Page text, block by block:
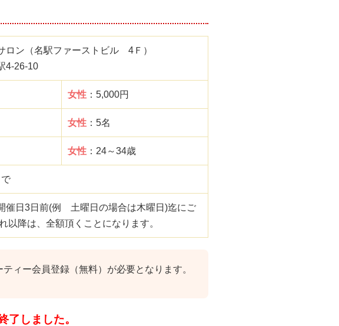
ロン（名駅ファーストビル 4Ｆ）
4-26-10
女性 ：5,000円
女性 ：5名
女性 ：24～34歳
催日3日前(例 土曜日の場合は木曜日)迄にご
以降は、全額頂くことになります。
ィー会員登録（無料）が必要となります。
了しました。